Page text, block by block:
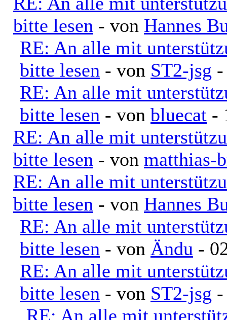
bitte lesen - von Hannes
RE: An alle mit
bitte lesen - von ST2-jsg
RE: An alle mit
bitte lesen - von bluecat -
RE: An alle mit
bitte lesen - von matthias-
RE: An alle mit
bitte lesen - von Hannes
RE: An alle mit
bitte lesen - von Ändu -
RE: An alle mit
bitte lesen - von ST2-jsg
RE: An alle mit